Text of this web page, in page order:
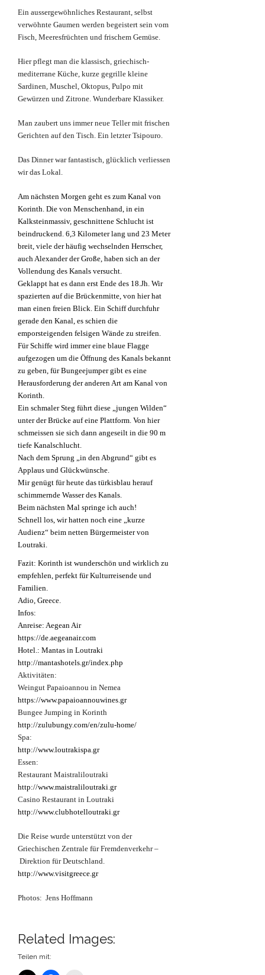
Ein aussergewöhnliches Restaurant, selbst
verwöhnte Gaumen werden begeistert sein vom
Fisch, Meeresfrüchten und frischem Gemüse.
Hier pflegt man die klassisch, griechisch-
mediterrane Küche, kurze gegrille kleine
Sardinen, Muschel, Oktopus, Pulpo mit
Gewürzen und Zitrone. Wunderbare Klassiker.
Man zaubert uns immer neue Teller mit frischen
Gerichten auf den Tisch. Ein letzter Tsipouro.
Das Dinner war fantastisch, glücklich verliessen
wir das Lokal.
Am nächsten Morgen geht es zum Kanal von
Korinth. Die von Menschenhand, in ein
Kalksteinmassiv, geschnittene Schlucht ist
beindruckend. 6,3 Kilometer lang und 23 Meter
breit, viele der häufig wechselnden Herrscher,
auch Alexander der Große, haben sich an der
Vollendung des Kanals versucht.
Geklappt hat es dann erst Ende des 18.Jh. Wir
spazierten auf die Brückenmitte, von hier hat
man einen freien Blick. Ein Schiff durchfuhr
gerade den Kanal, es schien die
emporsteigenden felsigen Wände zu streifen.
Für Schiffe wird immer eine blaue Flagge
aufgezogen um die Öffnung des Kanals bekannt
zu geben, für Bungeejumper gibt es eine
Herausforderung der anderen Art am Kanal von
Korinth.
Ein schmaler Steg führt diese „jungen Wilden“
unter der Brücke auf eine Plattform. Von hier
schmeissen sie sich dann angeseilt in die 90 m
tiefe Kanalschlucht.
Nach dem Sprung „in den Abgrund“ gibt es
Applaus und Glückwünsche.
Mir genügt für heute das türkisblau herauf
schimmernde Wasser des Kanals.
Beim nächsten Mal springe ich auch!
Schnell los, wir hatten noch eine „kurze
Audienz“ beim netten Bürgermeister von
Loutraki.
Fazit: Korinth ist wunderschön und wirklich zu
empfehlen, perfekt für Kulturreisende und
Familien.
Adio, Greece.
Infos:
Anreise: Aegean Air
https://de.aegeanair.com
Hotel.: Mantas in Loutraki
http://mantashotels.gr/index.php
Aktivitäten:
Weingut Papaioannou in Nemea
https://www.papaioannouwines.gr
Bungee Jumping in Korinth
http://zulubungy.com/en/zulu-home/
Spa:
http://www.loutrakispa.gr
Essen:
Restaurant Maistraliloutraki
http://www.maistraliloutraki.gr
Casino Restaurant in Loutraki
http://www.clubhotelloutraki.gr
Die Reise wurde unterstützt von der
Griechischen Zentrale für Fremdenverkehr –
Direktion für Deutschland.
http://www.visitgreece.gr
Photos: Jens Hoffmann
Related Images:
Teilen mit: